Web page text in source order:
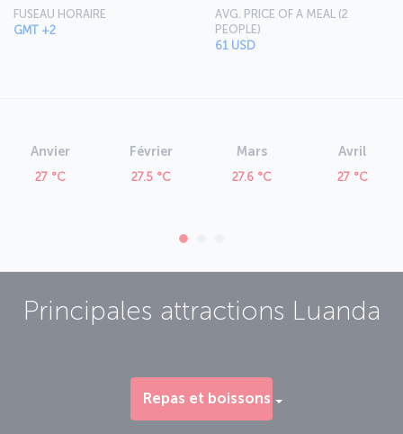
FUSEAU HORAIRE
GMT +2
AVG. PRICE OF A MEAL (2
PEOPLE)
61 USD
Anvier
27 °C
Février
27.5 °C
Mars
27.6 °C
Avril
27 °C
Principales attractions Luanda
Repas et boissons